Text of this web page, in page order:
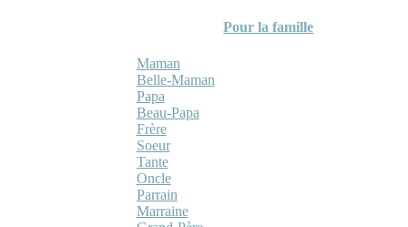
Pour la famille
Maman
Belle-Maman
Papa
Beau-Papa
Frère
Soeur
Tante
Oncle
Parrain
Marraine